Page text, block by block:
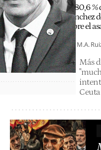
El 80,6 %
Sánchez
sobre el
M.A.
Más